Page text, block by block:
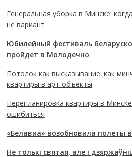
Генеральная уборка в Минске:
не вариант
Юбилейный фестиваль
пройдет в Молодечно
Потолок как высказывание: как
квартиры в арт-объекты
Перепланировка квартиры в
ошибиться
«Белавиа» возобновила полеты
Не толькі святая, але і